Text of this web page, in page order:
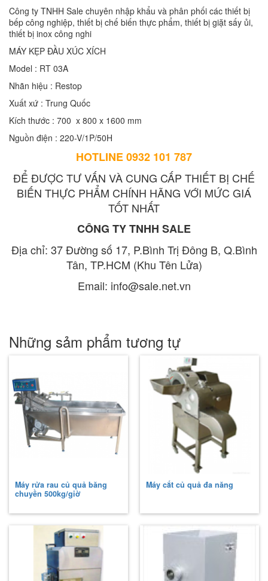
Công ty TNHH Sale chuyên nhập khẩu và phân phối các thiết bị
bếp công nghiệp, thiết bị chế biến thực phẩm, thiết bị giặt sấy ủi,
thiết bị inox công nghi
MÁY KẸP ĐẦU XÚC XÍCH
Model : RT 03A
Nhãn hiệu : Restop
Xuất xứ : Trung Quốc
Kích thước : 700 x 800 x 1600 mm
Nguồn điện : 220-V/1P/50H
HOTLINE 0932 101 787
ĐỂ ĐƯỢC TƯ VẤN VÀ CUNG CẤP THIẾT BỊ CHẾ
BIẾN THỰC PHẨM CHÍNH HÃNG VỚI MỨC GIÁ
TỐT NHẤT
CÔNG TY TNHH SALE
Địa chỉ: 37 Đường số 17, P.Bình Trị Đông B, Q.Bình
Tân, TP.HCM (Khu Tên Lửa)
Email: info@sale.net.vn
Những sảm phẩm tương tự
Máy rửa rau củ quả băng
chuyền 500kg/giờ
Máy cắt củ quả đa năng